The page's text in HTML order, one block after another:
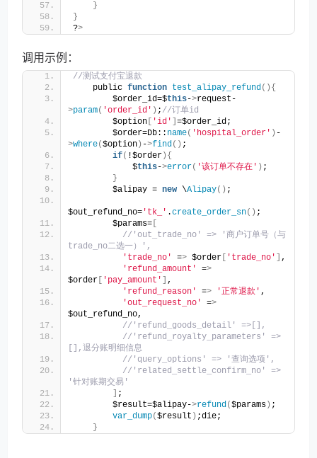
}
}
?>
调用示例：
//测试支付宝退款
    public
function test_alipay_refund(){
        $order_id=$
this->request-
>param( 'order_id' ) ; //订单id
        $option
'id'
=$order_id;
        $order=Db::
name( 'hospital_order' ) -
>where($option ) ->find() ;
if( !$order ){
            $
this->error( '该订单不存在' ) ;
}
        $alipay =
new \Alipay() ;
$out_refund_no= 'tk_' .create_order_sn() ;
        $params=
//'out_trade_no' => '商户订单号（与
trade_no二选一）',
'trade_no'
=> $order 'trade_no'
,
'refund_amount'
=>
$order
'pay_amount'
,
'refund_reason'
=> '正常退款' ,
'out_request_no'
=>
$out_refund_no,
//'refund_goods_detail' =>[],
//'refund_royalty_parameters' =>
[],退分账明细信息
//'query_options' => '查询选项',
//'related_settle_confirm_no' =>
'针对账期交易'
;
        $result=$alipay-
>refund($params ) ;
var_dump($result ) ;die;
}